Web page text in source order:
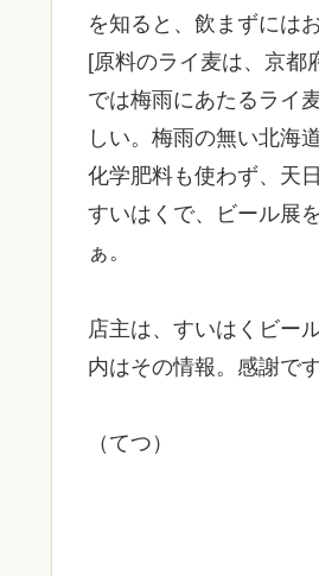
を知ると、飲まずには
[原料のライ麦は、京都
では梅雨にあたるライ
しい。梅雨の無い北海
化学肥料も使わず、天
すいはくで、ビール展
ぁ。
店主は、すいはくビー
内はその情報。感謝で
（てつ）